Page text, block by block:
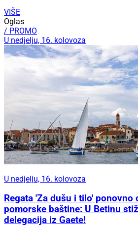
VIŠE
Oglas
/ PROMO
U nedjelju, 16. kolovoza
U nedjelju, 16. kolovoza
Regata 'Za dušu i tilo' ponovno
pomorske baštine: U Betinu
delegacija iz Gaete!